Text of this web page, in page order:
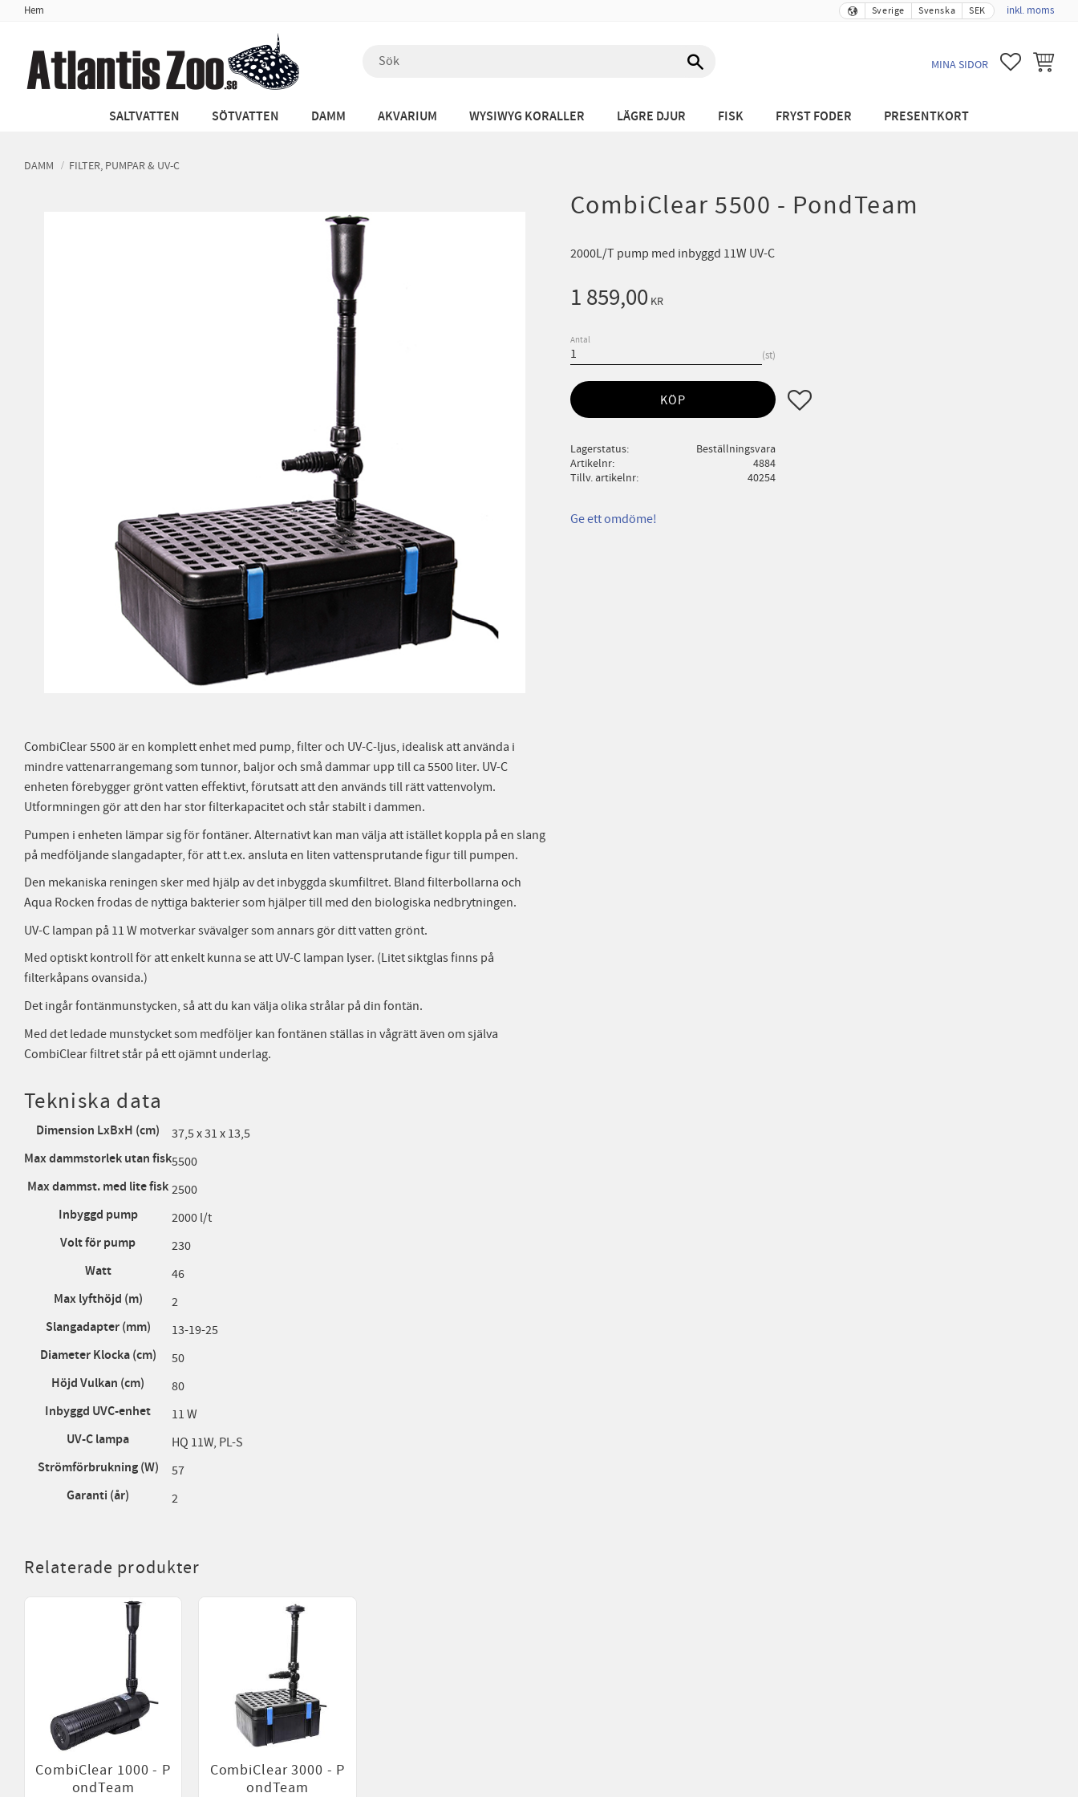
Hem Sverige Svenska SEK inkl. moms
MINA SIDOR FAVORITER
SALTVATTEN SÖTVATTEN DAMM AKVARIUM WYSIWYG KORALLER LÄGRE DJUR FISK FRYST FODER PRESENTKORT
DAMM FILTER, PUMPAR & UV-C
CombiClear 5500 - PondTeam
2000L/T pump med inbyggd 11W UV-C
1 859,00KR
Antal
st
KÖP Lägg till i favoriter
Lagerstatus
Beställningsvara
Artikelnr
4884
Tillv. artikelnr
40254
Ge ett omdöme!
CombiClear 5500 är en komplett enhet med pump, filter och UV-C-ljus, idealisk att använda i
mindre vattenarrangemang som tunnor, baljor och små dammar upp till ca 5500 liter. UV-C
enheten förebygger grönt vatten effektivt, förutsatt att den används till rätt vattenvolym.
Utformningen gör att den har stor filterkapacitet och står stabilt i dammen.
Pumpen i enheten lämpar sig för fontäner. Alternativt kan man välja att istället koppla på en slang
på medföljande slangadapter, för att t.ex. ansluta en liten vattensprutande figur till pumpen.
Den mekaniska reningen sker med hjälp av det inbyggda skumfiltret. Bland filterbollarna och
Aqua Rocken frodas de nyttiga bakterier som hjälper till med den biologiska nedbrytningen.
UV-C lampan på 11 W motverkar svävalger som annars gör ditt vatten grönt.
Med optiskt kontroll för att enkelt kunna se att UV-C lampan lyser. (Litet siktglas finns på
filterkåpans ovansida.)
Det ingår fontänmunstycken, så att du kan välja olika strålar på din fontän.
Med det ledade munstycket som medföljer kan fontänen ställas in vågrätt även om själva
CombiClear filtret står på ett ojämnt underlag.
Tekniska data
Dimension LxBxH (cm) 37,5 x 31 x 13,5
Max dammstorlek utan fisk5500
Max dammst. med lite fisk 2500
Inbyggd pump 2000 l/t
Volt för pump 230
Watt 46
Max lyfthöjd (m) 2
Slangadapter (mm) 13-19-25
Diameter Klocka (cm) 50
Höjd Vulkan (cm) 80
Inbyggd UVC-enhet 11 W
UV-C lampa HQ 11W, PL-S
Strömförbrukning (W) 57
Garanti (år) 2
Relaterade produkter
CombiClear 1000 - P
ondTeam
CombiClear 3000 - P
ondTeam